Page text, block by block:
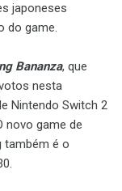
japoneses
do game.
Bananza, que
nesta
Nintendo Switch 2
novo game de
também é o